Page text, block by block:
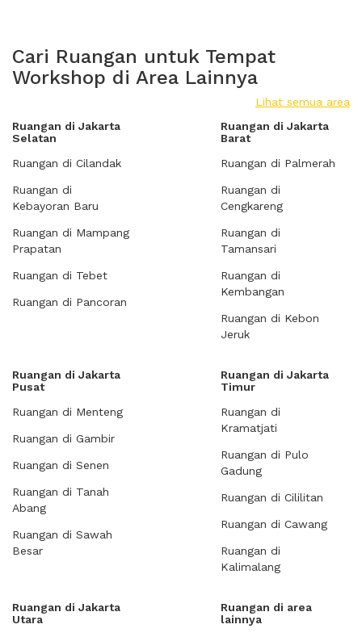
Cari Ruangan untuk Tempat
Workshop di Area Lainnya
Lihat semua area
Ruangan di Jakarta
Selatan
Ruangan di Cilandak
Ruangan di
Kebayoran Baru
Ruangan di Mampang
Prapatan
Ruangan di Tebet
Ruangan di Pancoran
Ruangan di Jakarta
Barat
Ruangan di Palmerah
Ruangan di
Cengkareng
Ruangan di
Tamansari
Ruangan di
Kembangan
Ruangan di Kebon
Jeruk
Ruangan di Jakarta
Pusat
Ruangan di Menteng
Ruangan di Gambir
Ruangan di Senen
Ruangan di Tanah
Abang
Ruangan di Sawah
Besar
Ruangan di Jakarta
Timur
Ruangan di
Kramatjati
Ruangan di Pulo
Gadung
Ruangan di Cililitan
Ruangan di Cawang
Ruangan di
Kalimalang
Ruangan di Jakarta
Utara
Ruangan di area
lainnya